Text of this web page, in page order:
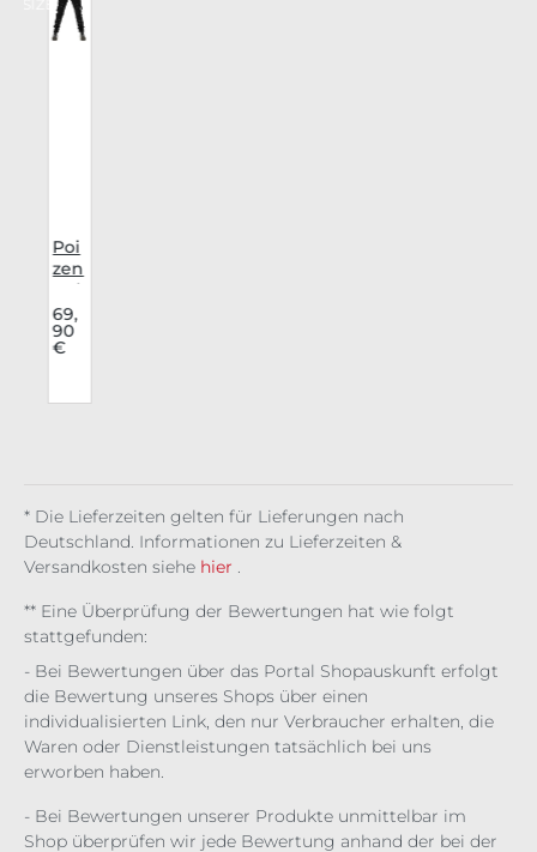
Poi
zen
Ind
ustr
ies
Hos
69,
90
€
* Die Lieferzeiten gelten für Lieferungen nach
Deutschland. Informationen zu Lieferzeiten &
Versandkosten siehe hier
** Eine Überprüfung der Bewertungen hat wie folgt
stattgefunden:
- Bei Bewertungen über das Portal Shopauskunft erfolgt
die Bewertung unseres Shops über einen
individualisierten Link, den nur Verbraucher erhalten, die
Waren oder Dienstleistungen tatsächlich bei uns
erworben haben.
- Bei Bewertungen unserer Produkte unmittelbar im
Shop überprüfen wir jede Bewertung anhand der bei der